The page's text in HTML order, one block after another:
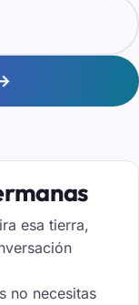
esa tierra,
no necesitas